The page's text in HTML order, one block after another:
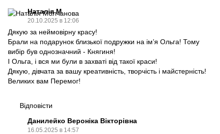
Наталія М
20.10.2025 в 12:06
Дякую за неймовірну красу!
Брали на подарунок близької подружки на ім’я Ольга! Тому
вибір був однозначний - Княгиня!
І Ольга, і вся ми були в захваті від такої краси!
Дякую, дівчата за вашу креативність, творчість і майстерність!
Великих вам Перемог!
Відповісти
Данилейко Вероніка Вікторівна
16.05.2025 в 14:57